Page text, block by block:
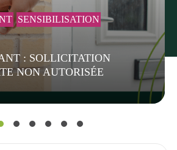
SENSIBILISATION
: SOLLICITATION
NON AUTORISÉE